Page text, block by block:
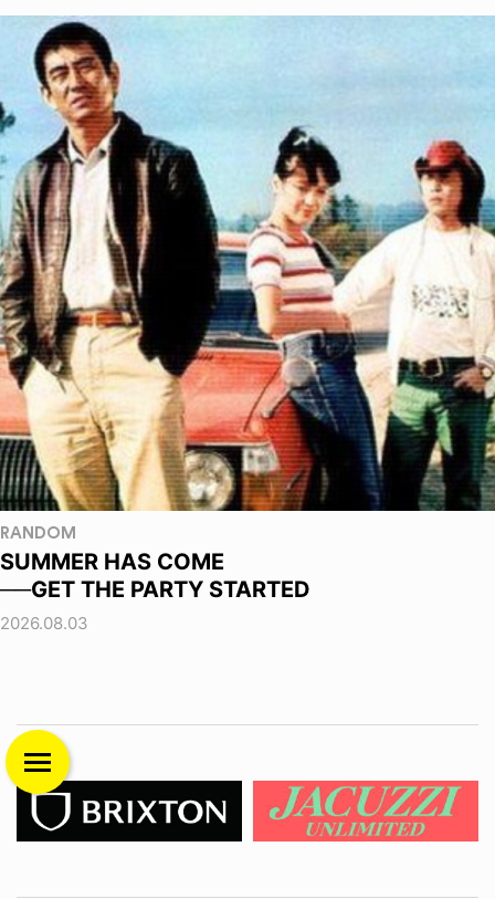
RANDOM
SUMMER HAS COME
──GET THE PARTY STARTED
2026.08.03